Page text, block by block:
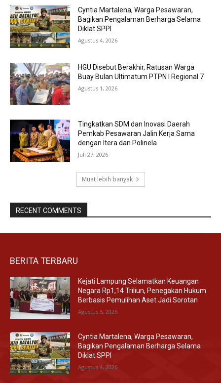
Cyntia Martalena, Warga Pesawaran,
Bagikan Pengalaman Berharga Selama
Diklat SPPI
Agustus 4, 2026
HGU Disebut Berakhir, Ratusan Warga
Buay Bulan Ultimatum PTPN I Regional 7
Agustus 1, 2026
Tingkatkan SDM dan Inovasi Daerah
Pemkab Pesawaran Jalin Kerja Sama
dengan Itera dan Polinela
Juli 27, 2026
Muat lebih banyak
RECENT COMMENTS
BERITA TERBARU
Kejati Lampung Selamatkan Keuangan
Negara Rp1,14 Triliun, Penegakan Hukum
Berbasis Pemulihan Aset Jadi Sorotan
Agustus 5, 2026
Cyntia Martalena, Warga Pesawaran,
Bagikan Pengalaman Berharga Selama
Diklat SPPI
Agustus 4, 2026